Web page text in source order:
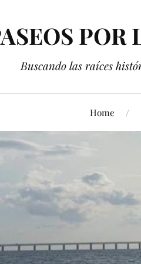
Buscando las raíces
Home